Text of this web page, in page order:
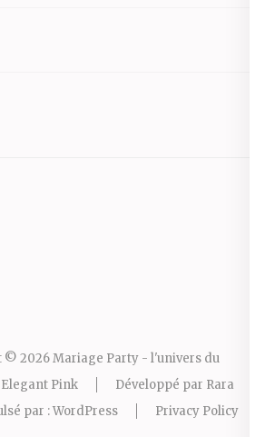
© 2026Mariage Party - l'univers du
Elegant Pink Développé par Rara
par :WordPress Privacy Policy